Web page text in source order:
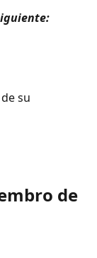
su
de